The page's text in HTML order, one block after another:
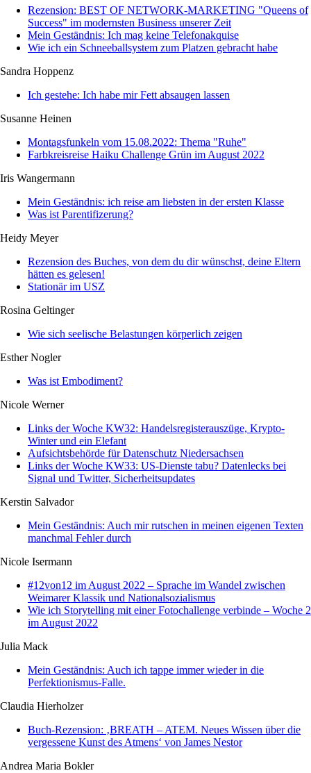
Rezension: BEST OF NETWORK-MARKETING "Queens of
Success" im modernsten Business unserer Zeit
Mein Geständnis: Ich mag keine Telefonakquise
Wie ich ein Schneeballsystem zum Platzen gebracht habe
Sandra Hoppenz
Ich gestehe: Ich habe mir Fett absaugen lassen
Susanne Heinen
Montagsfunkeln vom 15.08.2022: Thema "Ruhe"
Farbkreisreise Haiku Challenge Grün im August 2022
Iris Wangermann
Mein Geständnis: ich reise am liebsten in der ersten Klasse
Was ist Parentifizerung?
Heidy Meyer
Rezension des Buches, von dem du dir wünschst, deine Eltern
hätten es gelesen!
Stationär im USZ
Rosina Geltinger
Wie sich seelische Belastungen körperlich zeigen
Esther Nogler
Was ist Embodiment?
Nicole Werner
Links der Woche KW32: Handelsregisterauszüge, Krypto-
Winter und ein Elefant
Aufsichtsbehörde für Datenschutz Niedersachsen
Links der Woche KW33: US-Dienste tabu? Datenlecks bei
Signal und Twitter, Sicherheitsupdates
Kerstin Salvador
Mein Geständnis: Auch mir rutschen in meinen eigenen Texten
manchmal Fehler durch
Nicole Isermann
#12von12 im August 2022 – Sprache im Wandel zwischen
Weimarer Klassik und Nationalsozialismus
Wie ich Storytelling mit einer Fotochallenge verbinde – Woche 2
im August 2022
Julia Mack
Mein Geständnis: Auch ich tappe immer wieder in die
Perfektionismus-Falle.
Claudia Hierholzer
Buch-Rezension: ‚BREATH – ATEM. Neues Wissen über die
vergessene Kunst des Atmens‘ von James Nestor
Andrea Maria Bokler